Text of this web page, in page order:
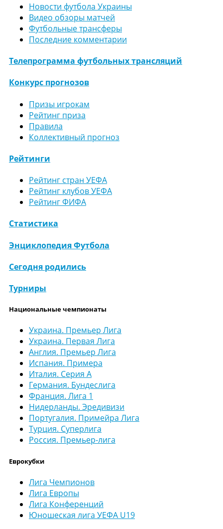
Новости футбола Украины
Видео обзоры матчей
Футбольные трансферы
Последние комментарии
Телепрограмма футбольных трансляций
Конкурс прогнозов
Призы игрокам
Рейтинг приза
Правила
Коллективный прогноз
Рейтинги
Рейтинг стран УЕФА
Рейтинг клубов УЕФА
Рейтинг ФИФА
Статистика
Энциклопедия Футбола
Сегодня родились
Турниры
Национальные чемпионаты
Украина. Премьер Лига
Украина. Первая Лига
Англия. Премьер Лига
Испания. Примера
Италия. Серия А
Германия. Бундеслига
Франция. Лига 1
Нидерланды. Эредивизи
Португалия. Примейра Лига
Турция. Суперлига
Россия. Премьер-лига
Еврокубки
Лига Чемпионов
Лига Европы
Лига Конференций
Юношеская лига УЕФА U19